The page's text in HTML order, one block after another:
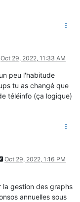
Oct 29, 2022, 11:33 AM
peu l'habitude
tu as changé que
téléinfo (ça logique)
Oct 29, 2022, 1:16 PM
la gestion des graphs
annuelles sous